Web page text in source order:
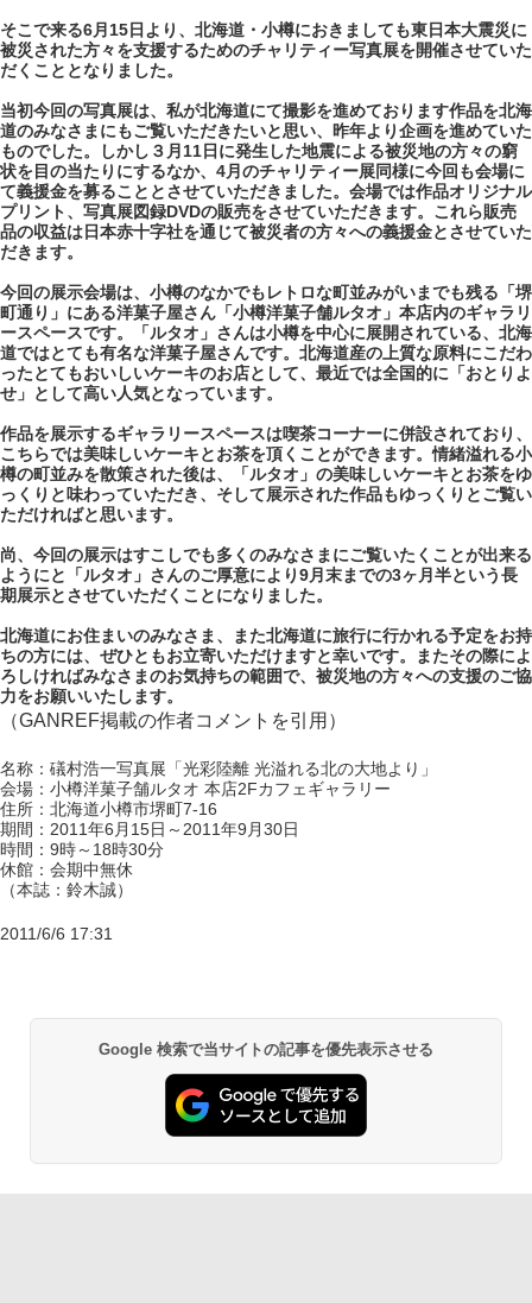
そこで来る6月15日より、北海道・小樽におきましても東日本大震災に
被災された方々を支援するためのチャリティー写真展を開催させていた
だくこととなりました。
当初今回の写真展は、私が北海道にて撮影を進めております作品を北海
道のみなさまにもご覧いただきたいと思い、昨年より企画を進めていた
ものでした。しかし３月11日に発生した地震による被災地の方々の窮
状を目の当たりにするなか、4月のチャリティー展同様に今回も会場に
て義援金を募ることとさせていただきました。会場では作品オリジナル
プリント、写真展図録DVDの販売をさせていただきます。これら販売
品の収益は日本赤十字社を通じて被災者の方々への義援金とさせていた
だきます。
今回の展示会場は、小樽のなかでもレトロな町並みがいまでも残る「堺
町通り」にある洋菓子屋さん「小樽洋菓子舗ルタオ」本店内のギャラリ
ースペースです。「ルタオ」さんは小樽を中心に展開されている、北海
道ではとても有名な洋菓子屋さんです。北海道産の上質な原料にこだわ
ったとてもおいしいケーキのお店として、最近では全国的に「おとりよ
せ」として高い人気となっています。
作品を展示するギャラリースペースは喫茶コーナーに併設されており、
こちらでは美味しいケーキとお茶を頂くことができます。情緒溢れる小
樽の町並みを散策された後は、「ルタオ」の美味しいケーキとお茶をゆ
っくりと味わっていただき、そして展示された作品もゆっくりとご覧い
ただければと思います。
尚、今回の展示はすこしでも多くのみなさまにご覧いたくことが出来る
ようにと「ルタオ」さんのご厚意により9月末までの3ヶ月半という長
期展示とさせていただくことになりました。
北海道にお住まいのみなさま、また北海道に旅行に行かれる予定をお持
ちの方には、ぜひともお立寄いただけますと幸いです。またその際によ
ろしければみなさまのお気持ちの範囲で、被災地の方々への支援のご協
力をお願いいたします。
（GANREF掲載の作者コメントを引用）
名称：礒村浩一写真展「光彩陸離 光溢れる北の大地より」
会場：小樽洋菓子舗ルタオ 本店2Fカフェギャラリー
住所：北海道小樽市堺町7-16
期間：2011年6月15日～2011年9月30日
時間：9時～18時30分
休館：会期中無休
（本誌：鈴木誠）
2011/6/6 17:31
Google 検索で当サイトの記事を優先表示させる